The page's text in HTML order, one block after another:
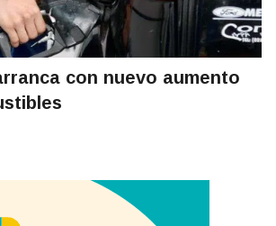
con nuevo aumento